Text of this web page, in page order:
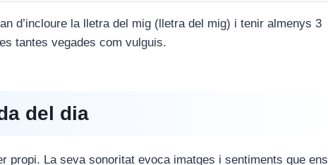
d’incloure la lletra del mig (lletra del mig) i tenir almenys 3
tantes vegades com vulguis.
del dia
propi. La seva sonoritat evoca imatges i sentiments que ens